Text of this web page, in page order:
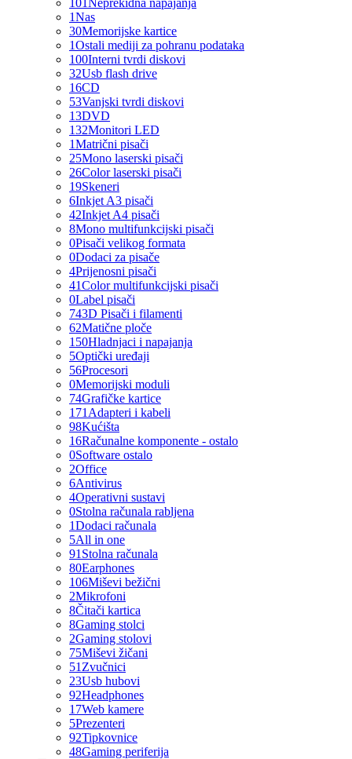
101Neprekidna napajanja
1Nas
30Memorijske kartice
1Ostali mediji za pohranu podataka
100Interni tvrdi diskovi
32Usb flash drive
16CD
53Vanjski tvrdi diskovi
13DVD
132Monitori LED
1Matrični pisači
25Mono laserski pisači
26Color laserski pisači
19Skeneri
6Inkjet A3 pisači
42Inkjet A4 pisači
8Mono multifunkcijski pisači
0Pisači velikog formata
0Dodaci za pisače
4Prijenosni pisači
41Color multifunkcijski pisači
0Label pisači
743D Pisači i filamenti
62Matične ploče
150Hladnjaci i napajanja
5Optički uređaji
56Procesori
0Memorijski moduli
74Grafičke kartice
171 Adapteri i kabeli
98Kućišta
16Računalne komponente - ostalo
0Software ostalo
2Office
6Antivirus
4Operativni sustavi
0Stolna računala rabljena
1Dodaci računala
5All in one
91 Stolna računala
80Earphones
106Miševi bežični
2Mikrofoni
8Čitači kartica
8Gaming stolci
2Gaming stolovi
75Miševi žičani
51 Zvučnici
23Usb hubovi
92Headphones
17Web kamere
5Prezenteri
92Tipkovnice
48Gaming periferija